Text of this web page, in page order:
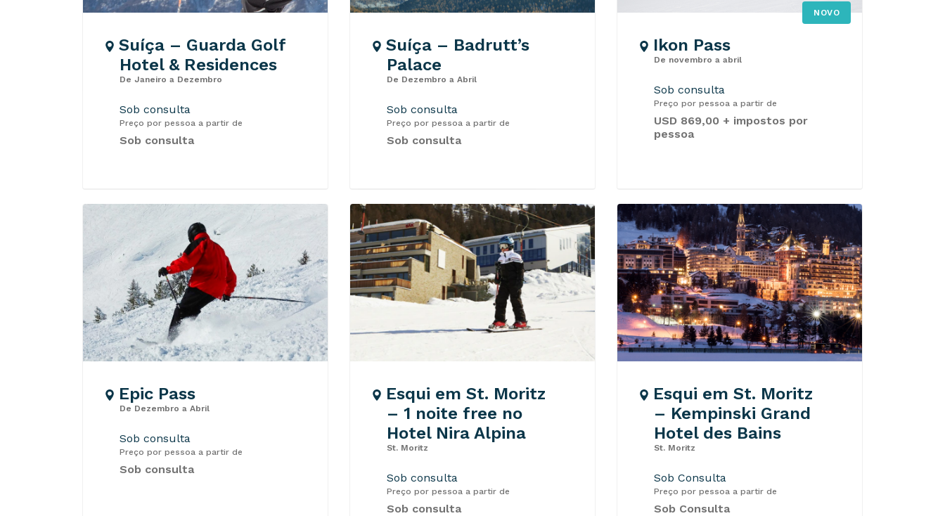
Suíça – Guarda Golf
Hotel & Residences
De Janeiro a Dezembro
Sob consulta
Preço por pessoa a partir de
Sob consulta
Suíça – Badrutt’s
Palace
De Dezembro a Abril
Sob consulta
Preço por pessoa a partir de
Sob consulta
NOVO
Ikon Pass
De novembro a abril
Sob consulta
Preço por pessoa a partir de
USD 869,00 + impostos por
pessoa
Epic Pass
De Dezembro a Abril
Sob consulta
Preço por pessoa a partir de
Sob consulta
Esqui em St. Moritz
– 1 noite free no
Hotel Nira Alpina
St. Moritz
Sob consulta
Preço por pessoa a partir de
Sob consulta
Esqui em St. Moritz
– Kempinski Grand
Hotel des Bains
St. Moritz
Sob Consulta
Preço por pessoa a partir de
Sob Consulta